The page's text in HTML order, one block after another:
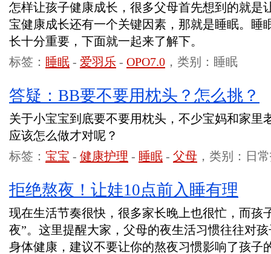
怎样让孩子健康成长，很多父母首先想到的就是
宝健康成长还有一个关键因素，那就是睡眠。睡
长十分重要，下面就一起来了解下。
标签： 睡眠 - 爱羽乐 - OPO7.0 ，类别：睡眠
答疑：BB要不要用枕头？怎么挑？
关于小宝宝到底要不要用枕头，不少宝妈和家里
应该怎么做才对呢？
标签： 宝宝 - 健康护理 - 睡眠 - 父母 ，类别：日
拒绝熬夜！让娃10点前入睡有理
现在生活节奏很快，很多家长晚上也很忙，而孩
夜”。这里提醒大家，父母的夜生活习惯往往对
身体健康，建议不要让你的熬夜习惯影响了孩子